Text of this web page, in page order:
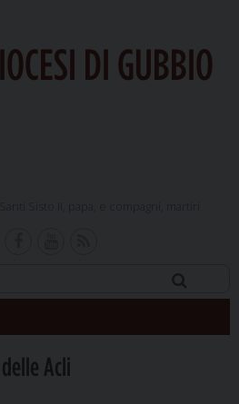
DI GUBBIO
Acli